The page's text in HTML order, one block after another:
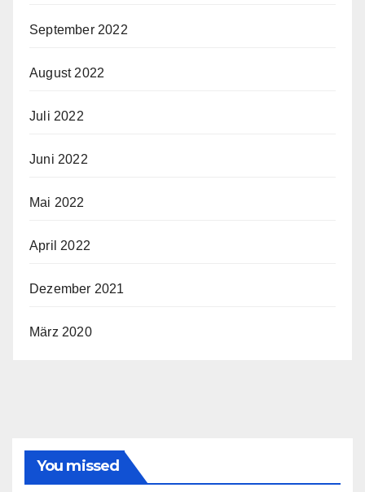
September 2022
August 2022
Juli 2022
Juni 2022
Mai 2022
April 2022
Dezember 2021
März 2020
You missed